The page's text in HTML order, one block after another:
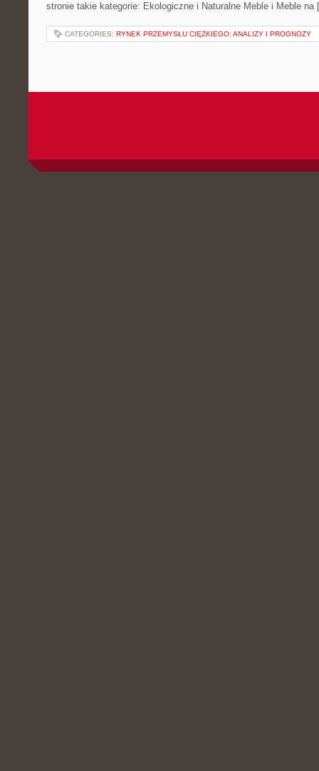
stronie takie kategorie: Ekologiczne i Naturalne Meble i Meble
CATEGORIES: RYNEK PRZEMYSŁU CIĘŻKIEGO: ANALIZY I PROGNOZY